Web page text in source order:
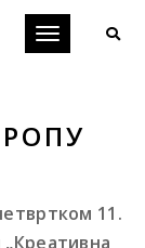
Toggle
11.